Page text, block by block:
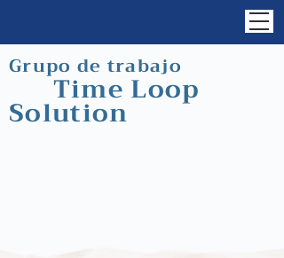
Grupo de trabajo
Time Loop
Solution